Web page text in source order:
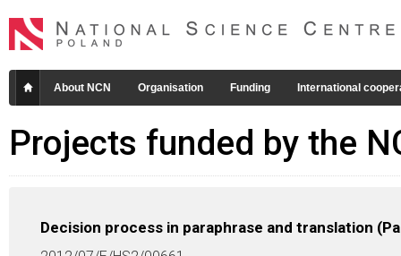
About NCN Organisation Funding International
Projects funded by the
Decision process in paraphrase and translation